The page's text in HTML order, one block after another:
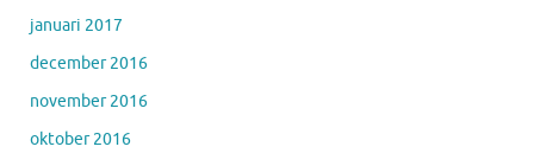
januari 2017
december 2016
november 2016
oktober 2016